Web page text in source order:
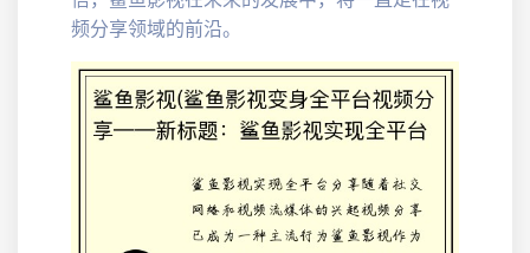
频分享领域的前沿。